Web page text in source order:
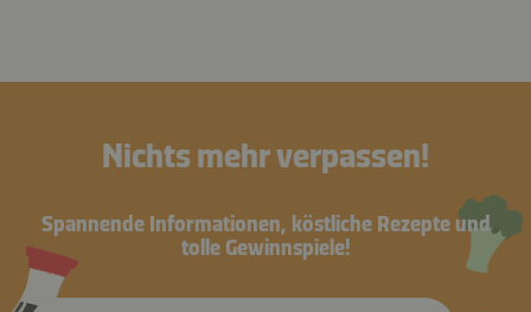
Nichts mehr verpassen!
Spannende Informationen, köstliche Rezepte und
tolle Gewinnspiele!